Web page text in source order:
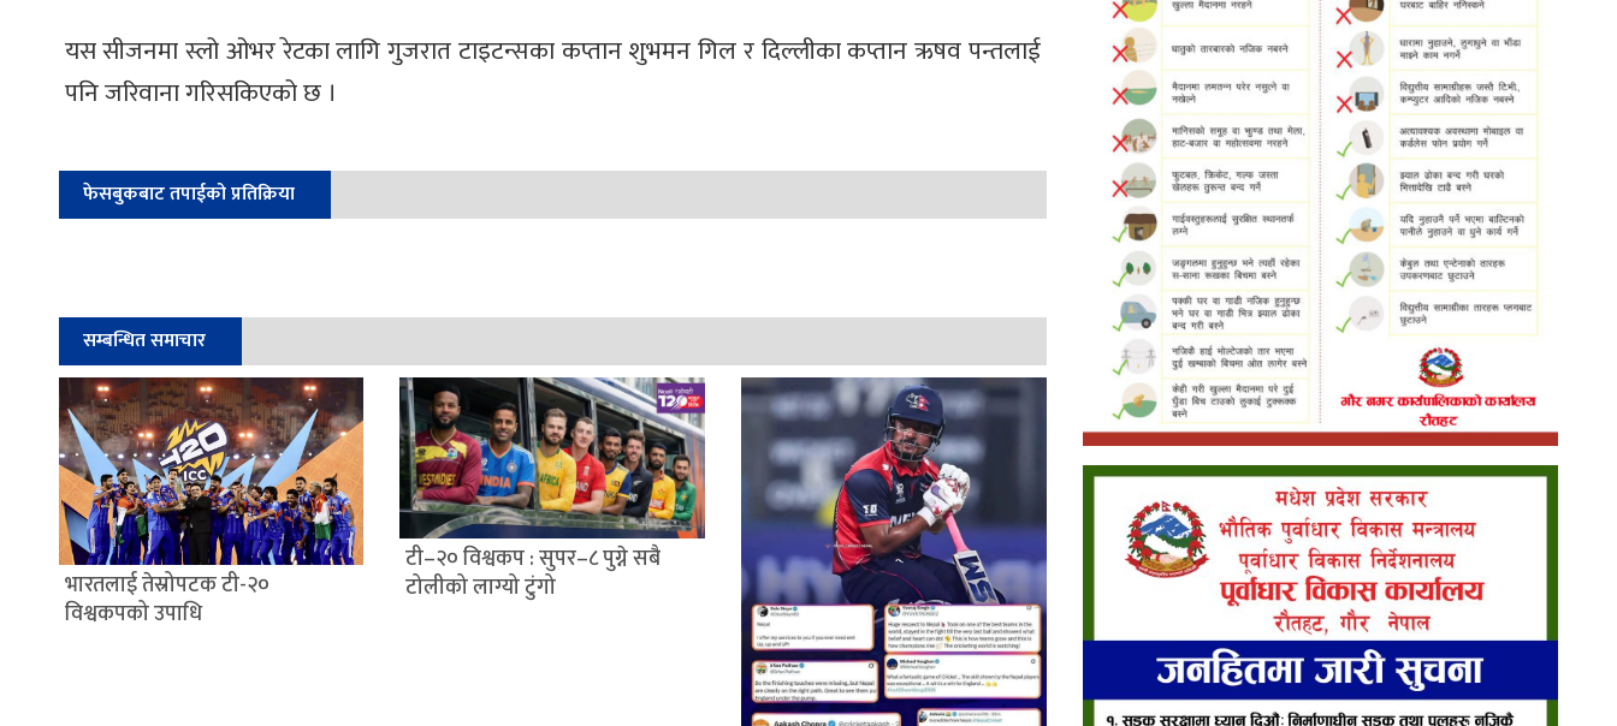
यस सीजनमा स्लो ओभर रेटका लागि गुजरात टाइटन्सका कप्तान शुभमन गिल र दिल्लीका कप्तान ऋषव पन्तलाई
पनि जरिवाना गरिसकिएको छ ।
फेसबुकबाट तपाईको प्रतिक्रिया
सम्बन्धित समाचार
भारतलाई तेस्रोपटक टी-२०
विश्वकपको उपाधि
टी–२० विश्वकप : सुपर–८ पुग्ने सबै
टोलीको लाग्यो टुंगो